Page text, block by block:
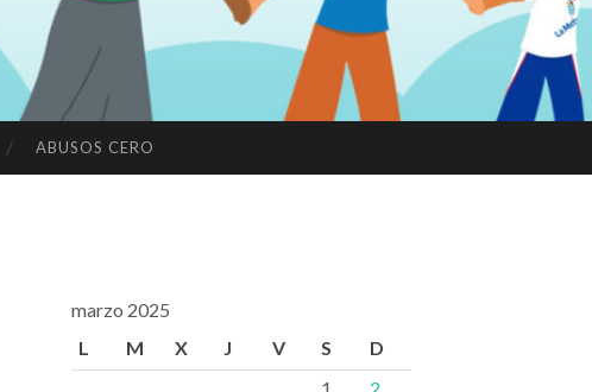
ABUSOS CERO
marzo 2025
L
M X J V S D